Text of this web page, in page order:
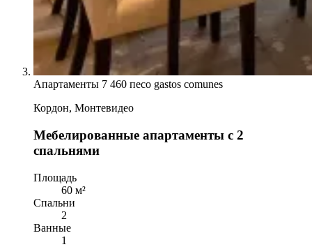
Апартаменты 7 460 песо gastos comunes
Кордон, Монтевидео
Мебелированные апартаменты с 2
спальнями
Площадь
60 м²
Спальни
2
Ванные
1